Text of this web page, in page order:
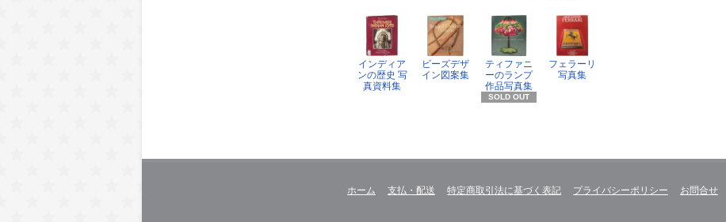
インディア
ンの歴史 写
真資料集
ビーズデザ
イン図案集
ティファニ
ーのランプ
作品写真集
SOLD OUT
フェラーリ
写真集
ホーム 支払・配送 特定商取引法に基づく表記 プライバシーポリシー お問合せ